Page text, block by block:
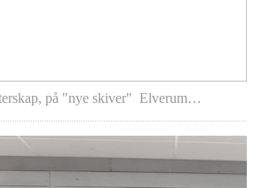
på "nye skiver" Elverum…